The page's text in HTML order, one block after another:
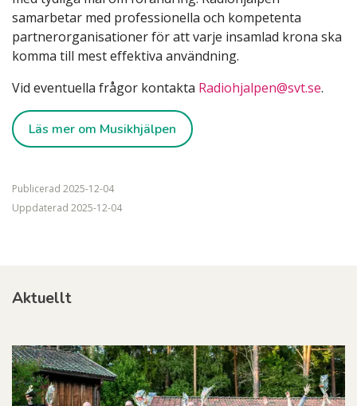
samarbetar med professionella och kompetenta
partnerorganisationer för att varje insamlad krona ska
komma till mest effektiva användning.
Vid eventuella frågor kontakta Radiohjalpen@svt.se.
Läs mer om Musikhjälpen
Publicerad 2025-12-04
Uppdaterad 2025-12-04
Aktuellt